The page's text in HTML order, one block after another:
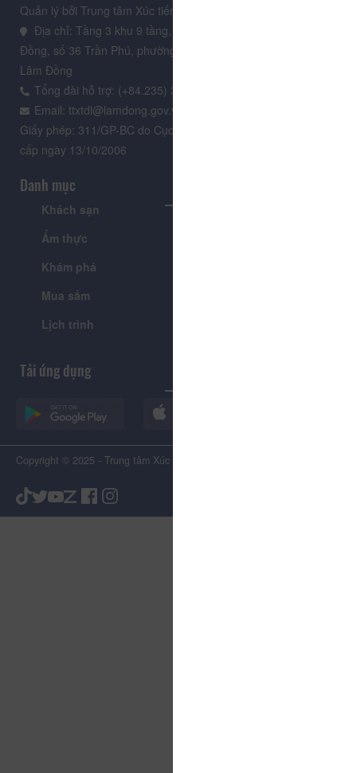
Quản lý bởi Trung tâm Xúc tiến Du lịch Lâm Đồng
Địa chỉ: Tầng 3 khu 9 tầng, Trung tâm Hành chính tỉnh Lâm
Đồng, số 36 Trần Phú, phường Xuân Hương - Đà Lạt, tỉnh
Lâm Đồng
Tổng đài hỗ trợ: (+84.235) 3.916.961
Email: ttxtdl@lamdong.gov.vn
Giấy phép: 311/GP-BC do Cục Báo chí - Bộ Văn hóa Thông tin
cấp ngày 13/10/2006
Danh mục
Khách sạn
Ẩm thực
Khám phá
Mua sắm
Lịch trình
Tải ứng dụng
Copyright © 2025 - Trung tâm Xúc tiến Du lịch Tỉnh Lâm Đồng